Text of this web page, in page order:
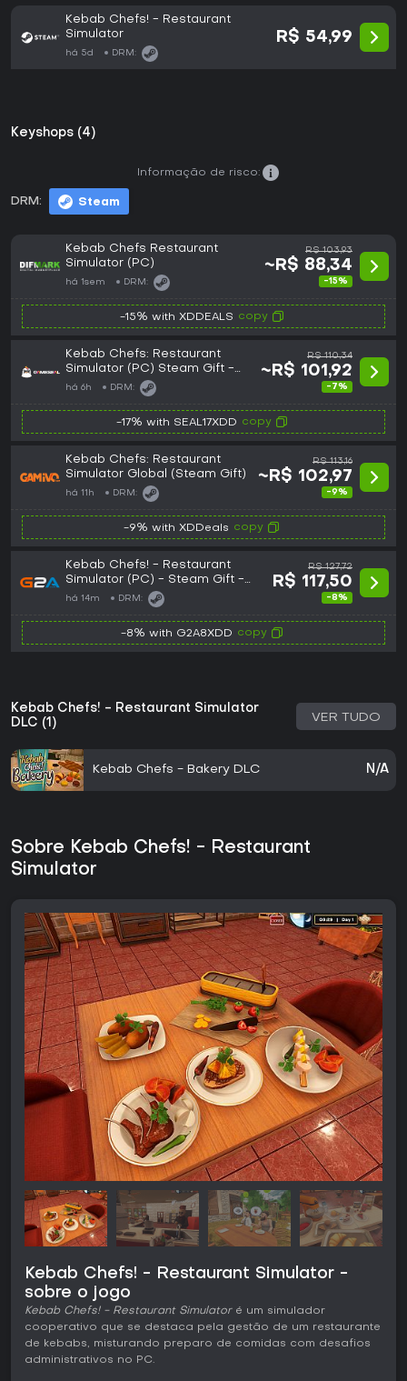
Kebab Chefs! - Restaurant
Simulator
há 5d DRM:
R$ 54,99
Keyshops (4)
DRM: Steam
Informação de risco:
Kebab Chefs Restaurant
Simulator (PC)
há 1sem DRM:
R$ 103,93
~R$ 88,34
-15%
-15% with XDDEALS copy
Kebab Chefs: Restaurant
Simulator (PC) Steam Gift -
GLOBAL
há 6h DRM:
R$ 110,34
~R$ 101,92
-7%
-17% with SEAL17XDD copy
Kebab Chefs: Restaurant
Simulator Global (Steam Gift)
há 11h DRM:
R$ 113,16
~R$ 102,97
-9%
-9% with XDDeals copy
Kebab Chefs! - Restaurant
Simulator (PC) - Steam Gift -
GLOBAL
há 14m DRM:
R$ 127,72
R$ 117,50
-8%
-8% with G2A8XDD copy
Kebab Chefs! - Restaurant Simulator
DLC (1)
VER TUDO
Kebab Chefs - Bakery DLC N/A
Sobre Kebab Chefs! - Restaurant
Simulator
Kebab Chefs! - Restaurant Simulator -
sobre o jogo
Kebab Chefs! - Restaurant Simulatoré um simulador
cooperativo que se destaca pela gestão de um restaurante
de kebabs, misturando preparo de comidas com desafios
administrativos no PC.